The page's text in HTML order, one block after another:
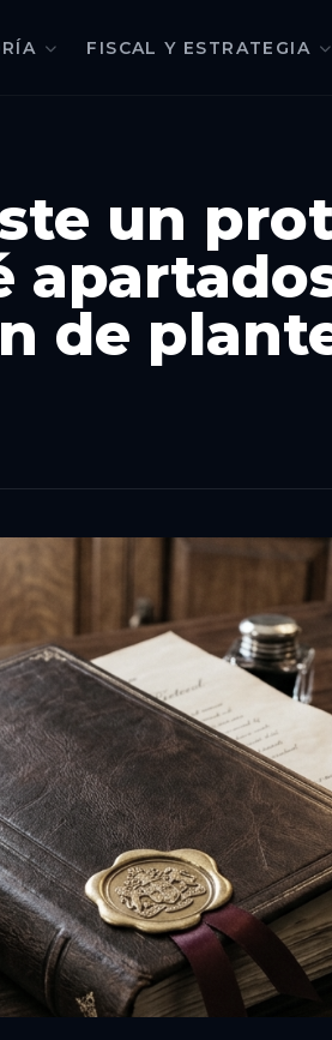
FISCAL Y ESTRATEGIA
un
de